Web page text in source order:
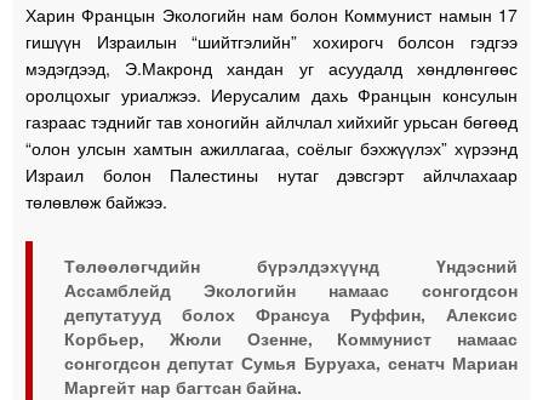
Харин Францын Экологийн нам болон Коммунист намын 17
гишүүн Израилын “шийтгэлийн” хохирогч болсон гэдгээ
мэдэгдээд, Э.Макронд хандан уг асуудалд хөндлөнгөөс
оролцохыг уриалжээ. Иерусалим дахь Францын консулын
газраас тэднийг тав хоногийн айлчлал хийхийг урьсан бөгөөд
“олон улсын хамтын ажиллагаа, соёлыг бэхжүүлэх” хүрээнд
Израил болон Палестины нутаг дэвсгэрт айлчлахаар
төлөвлөж байжээ.
Төлөөлөгчдийн бүрэлдэхүүнд Үндэсний
Ассамблейд Экологийн намаас сонгогдсон
депутатууд болох Франсуа Руффин, Алексис
Корбьер, Жюли Озенне, Коммунист намаас
сонгогдсон депутат Сумья Буруаха, сенатч Мариан
Маргейт нар багтсан байна.